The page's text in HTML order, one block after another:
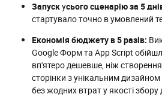
Запускусього сценарію за 5
стартувало точно в умовлений
Економія бюджету в 5 разів:
Google Форм та App Script
вп'ятеро дешевше, ніж
сторінки з унікальним дизайном
без жодних втрат у якості збору